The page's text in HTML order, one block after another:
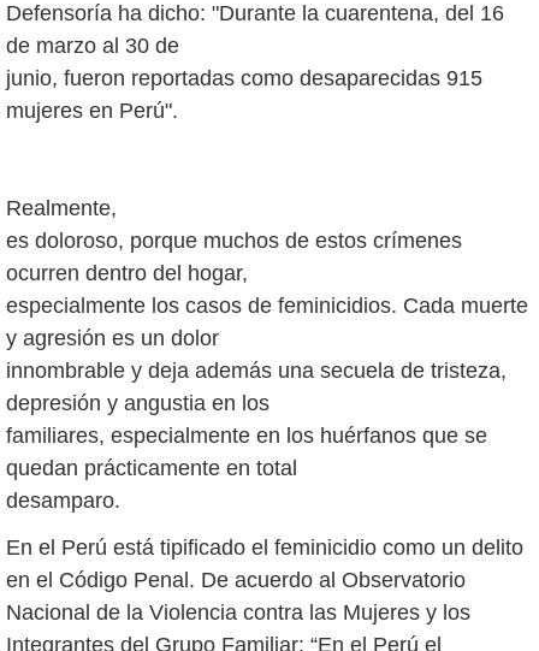
Defensoría ha dicho: "Durante la cuarentena, del 16
de marzo al 30 de
junio, fueron reportadas como desaparecidas 915
mujeres en Perú".
Realmente,
es doloroso, porque muchos de estos crímenes
ocurren dentro del hogar,
especialmente los casos de feminicidios. Cada muerte
y agresión es un dolor
innombrable y deja además una secuela de tristeza,
depresión y angustia en los
familiares, especialmente en los huérfanos que se
quedan prácticamente en total
desamparo.
En el Perú está tipificado el feminicidio como un delito
en el Código Penal. De acuerdo al Observatorio
Nacional de la Violencia contra las Mujeres y los
Integrantes del Grupo Familiar: “En el Perú el